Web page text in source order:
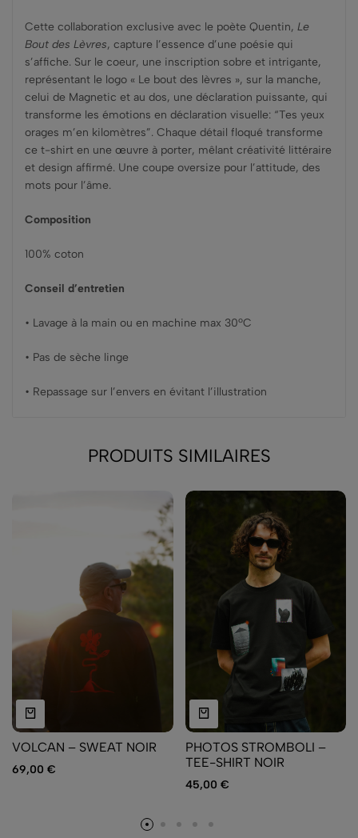
Cette collaboration exclusive avec le poète Quentin, Le
Bout des Lèvres, capture l’essence d’une poésie qui
s’affiche. Sur le coeur, une inscription sobre et intrigante,
représentant le logo « Le bout des lèvres », sur la manche,
celui de Magnetic et au dos, une déclaration puissante, qui
transforme les émotions en déclaration visuelle: “Tes yeux
orages m’en kilomètres”. Chaque détail floqué transforme
ce t-shirt en une œuvre à porter, mêlant créativité littéraire
et design affirmé. Une coupe oversize pour l’attitude, des
mots pour l’âme.
Composition
100% coton
Conseil d’entretien
• Lavage à la main ou en machine max 30ºC
• Pas de sèche linge
• Repassage sur l’envers en évitant l’illustration
PRODUITS SIMILAIRES
VOLCAN – SWEAT NOIR
69,00 €
PHOTOS STROMBOLI –
TEE-SHIRT NOIR
45,00 €